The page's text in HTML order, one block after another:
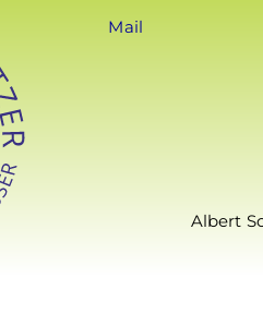
Mail
Albert